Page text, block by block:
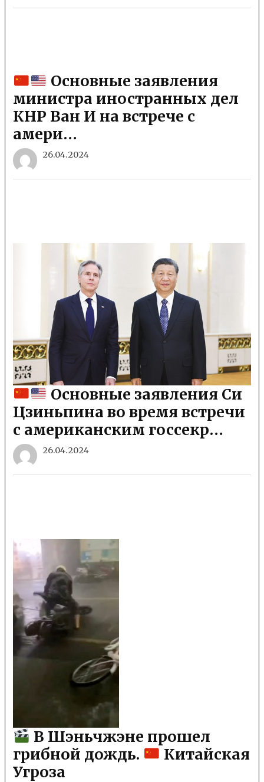
Основные заявления
министра иностранных дел
КНР Ван И на встрече с
амери…
26.04.2024
Основные заявления Си
Цзиньпина во время встречи
с американским госсекр…
26.04.2024
В Шэньчжэне прошел
грибной дождь.
Китайская
Угроза